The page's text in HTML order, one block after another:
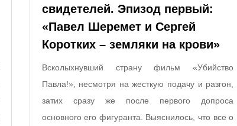
свидетелей. Эпизод первый:
«Павел Шеремет и Сергей
Коротких – земляки на крови»
Всколыхнувший страну фильм «Убийство
Павла!», несмотря на жесткую подачу и разгон,
затих сразу же после первого допроса
основного его фигуранта. Выяснилось, что все о